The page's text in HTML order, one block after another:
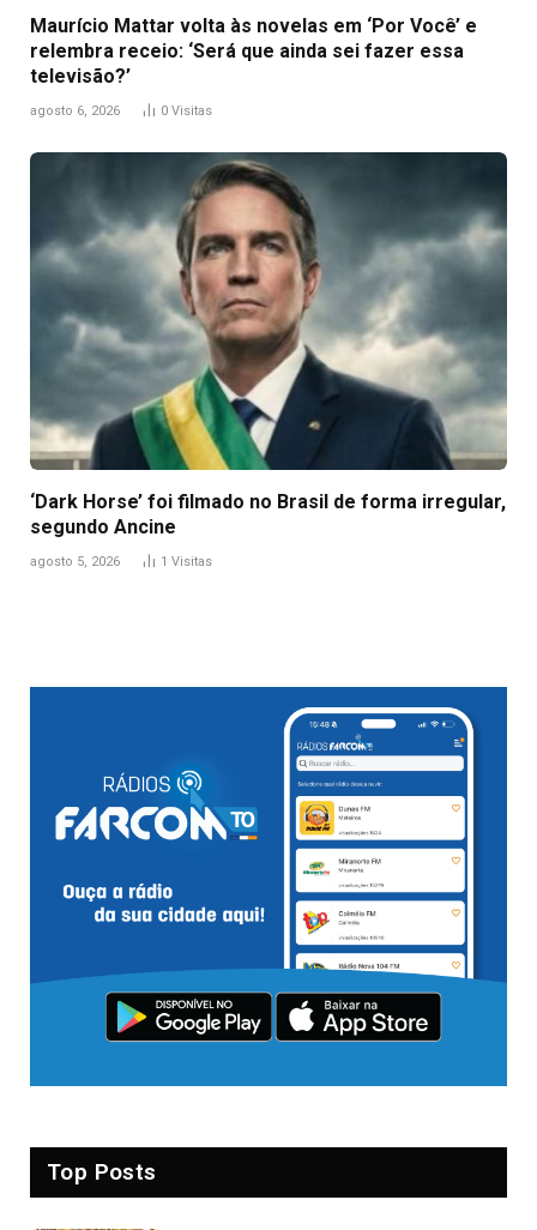
Maurício Mattar volta às novelas em ‘Por Você’ e
relembra receio: ‘Será que ainda sei fazer essa
televisão?’
agosto 6, 2026 0 Visitas
‘Dark Horse’ foi filmado no Brasil de forma irregular,
segundo Ancine
agosto 5, 2026 1 Visitas
Top Posts